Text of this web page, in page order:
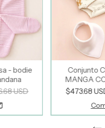
- bodie
USD
Conjunto
MANGA
$473.68